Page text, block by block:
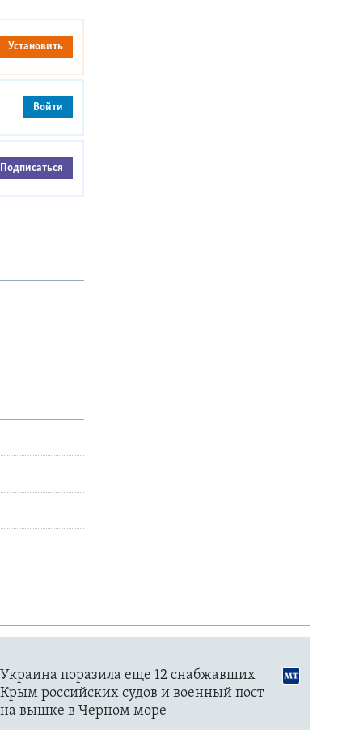
Установить
Войти
Подписаться